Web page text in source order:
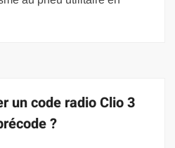
un code radio Clio 3
?